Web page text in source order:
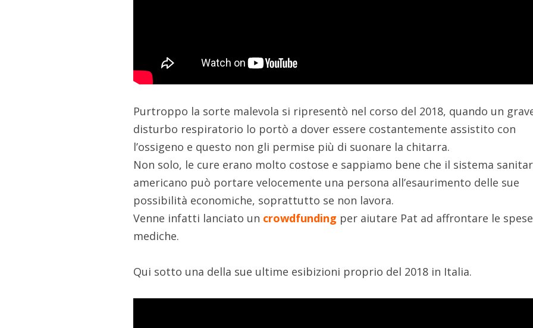
Purtroppo la sorte malevola si ripresentò nel corso del 2018, quando un
disturbo respiratorio lo portò a dover essere costantemente assistito con
l’ossigeno e questo non gli permise più di suonare la chitarra.
Non solo, le cure erano molto costose e sappiamo bene che il sistema
americano può portare velocemente una persona all’esaurimento delle sue
possibilità economiche, soprattutto se non lavora.
Venne infatti lanciato un crowdfunding per aiutare Pat ad affrontare le spese
mediche.
Qui sotto una della sue ultime esibizioni proprio del 2018 in Italia.